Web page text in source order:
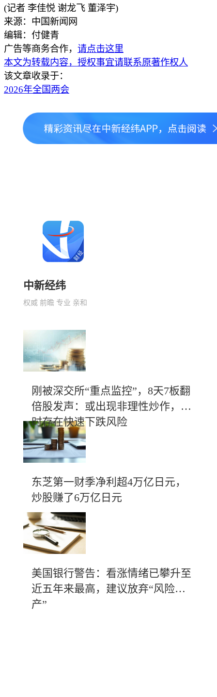
(记者 李佳悦 谢龙飞 董泽宇)
来源：中国新闻网
编辑：付健青
广告等商务合作， 请点击这里
本文为转载内容，授权事宜请联系原著作权人
该文章收录于：
2026年全国两会
中新经纬
权威 前瞻 专业 亲和
刚被深交所“重点监控”，8天7板翻
倍股发声：或出现非理性炒作，随
时存在快速下跌风险
东芝第一财季净利超4万亿日元，
炒股赚了6万亿日元
美国银行警告：看涨情绪已攀升至
近五年来最高，建议放弃“风险资
产”